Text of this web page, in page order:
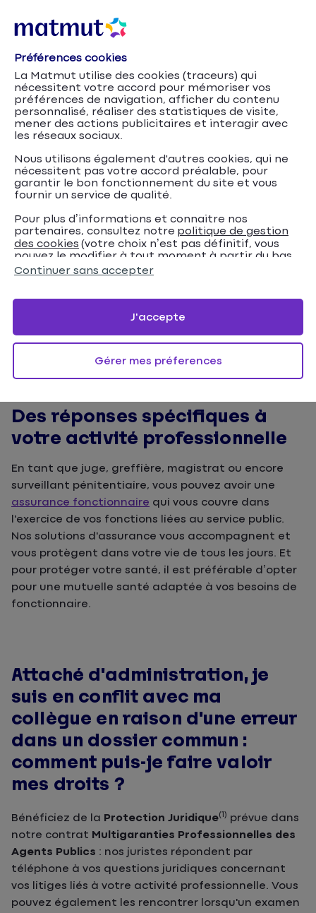
Agents publics de la
Justice
Souscrire
Nous contacter
Des réponses spécifiques à
votre activité professionnelle
En tant que juge, greffière, magistrat ou encore
surveillant pénitentiaire, vous pouvez avoir une
assurance fonctionnaire qui vous couvre dans
l'exercice de vos fonctions liées au service public.
Nos solutions d'assurance vous accompagnent et
vous protègent dans votre vie de tous les jours. Et
pour protéger votre santé, il est préférable d’opter
pour une mutuelle santé adaptée à vos besoins de
fonctionnaire.
Attaché d'administration, je
suis en conflit avec ma
collègue en raison d'une erreur
dans un dossier commun :
comment puis-je faire valoir
mes droits ?
Bénéficiez de la Protection Juridique(1) prévue dans
notre contrat Multigaranties Professionnelles des
Agents Publics : nos juristes répondent par
téléphone à vos questions juridiques concernant
vos litiges liés à votre activité professionnelle. Vous
pouvez également les rencontrer lorsqu'un examen
Préférences cookies
La Matmut utilise des cookies (traceurs) qui
nécessitent votre accord pour mémoriser vos
préférences de navigation, afficher du contenu
personnalisé, réaliser des statistiques de visite,
mener des actions publicitaires et interagir avec
les réseaux sociaux.
Nous utilisons également d'autres cookies, qui ne
nécessitent pas votre accord préalable, pour
garantir le bon fonctionnement du site et vous
fournir un service de qualité.
Pour plus d’informations et connaitre nos
partenaires, consultez notre politique de gestion
des cookies (votre choix n’est pas définitif, vous
pouvez le modifier à tout moment à partir du bas
de page de notre site).
Continuer sans accepter
Gérer mes préferences
J'accepte